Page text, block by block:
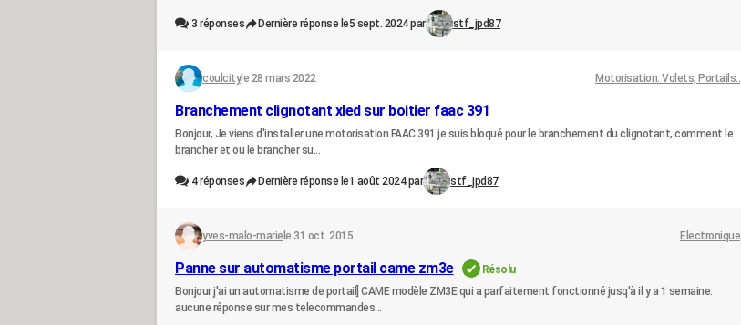
3 réponses Dernière réponse le5 sept. 2024 par stf_jpd87
coulcityle 28 mars 2022 Motorisation: Volets, Portails..
Branchement clignotant xled sur boitier faac 391
Bonjour, Je viens d'installer une motorisation FAAC 391 je suis bloqué pour le branchement du clignotant, comment le
brancher et ou le brancher su...
4réponses Dernière réponse le1 août 2024 par stf_jpd87
yves-malo-marie le 31 oct. 2015 Electronique
Panne sur automatisme portail came zm3e
Résolu
Bonjour j'ai un automatisme de portail] CAME modèle ZM3E qui a parfaitement fonctionné jusq'à il y a 1 semaine:
aucune réponse sur mes telecommandes...